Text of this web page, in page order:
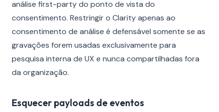
análise first-party do ponto de vista do
consentimento. Restringir o Clarity apenas ao
consentimento de análise é defensável somente se as
gravações forem usadas exclusivamente para
pesquisa interna de UX e nunca compartilhadas fora
da organização.
Esquecer payloads de eventos